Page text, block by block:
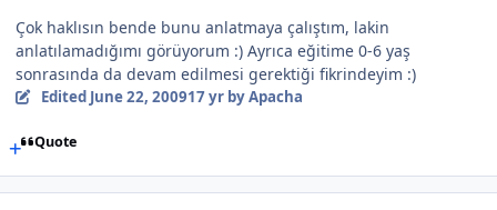
Çok haklısın bende bunu anlatmaya çalıştım, lakin
anlatılamadığımı görüyorum :) Ayrıca eğitime 0-6 yaş
sonrasında da devam edilmesi gerektiği fikrindeyim :)
Edited June 22, 200917 yrby Apacha
Quote